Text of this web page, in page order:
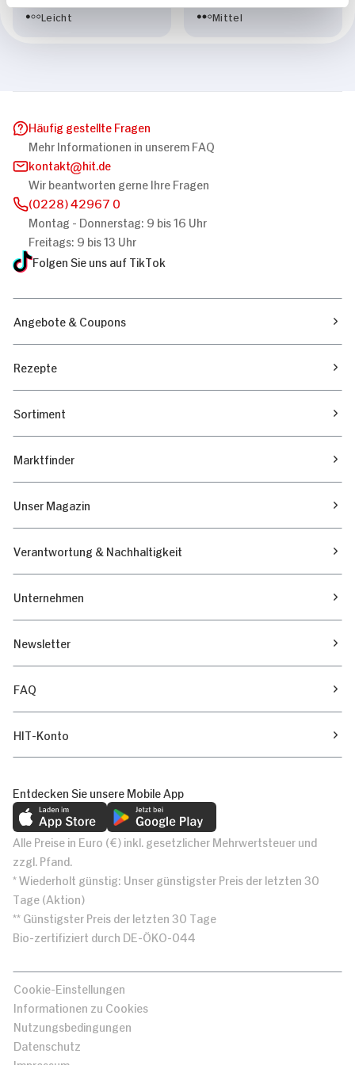
Leicht
Mittel
Häufig gestellte Fragen
Mehr Informationen in unserem FAQ
kontakt
hit.de
Wir beantworten gerne Ihre Fragen
(0228) 42967 0
Montag - Donnerstag: 9 bis 16 Uhr
Freitags: 9 bis 13 Uhr
Folgen Sie uns auf TikTok
Angebote & Coupons
Rezepte
Sortiment
Marktfinder
Unser Magazin
Verantwortung & Nachhaltigkeit
Unternehmen
Newsletter
FAQ
HIT-Konto
Entdecken Sie unsere Mobile App
Alle Preise in Euro (€) inkl. gesetzlicher Mehrwertsteuer und
zzgl. Pfand.
* Wiederholt günstig: Unser günstigster Preis der letzten 30
Tage (Aktion)
** Günstigster Preis der letzten 30 Tage
Bio-zertifiziert durch DE-ÖKO-044
Cookie-Einstellungen
Informationen zu Cookies
Nutzungsbedingungen
Datenschutz